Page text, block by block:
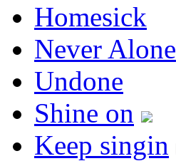
Homesick
Never Alone
Undone
Shine on
Keep singin